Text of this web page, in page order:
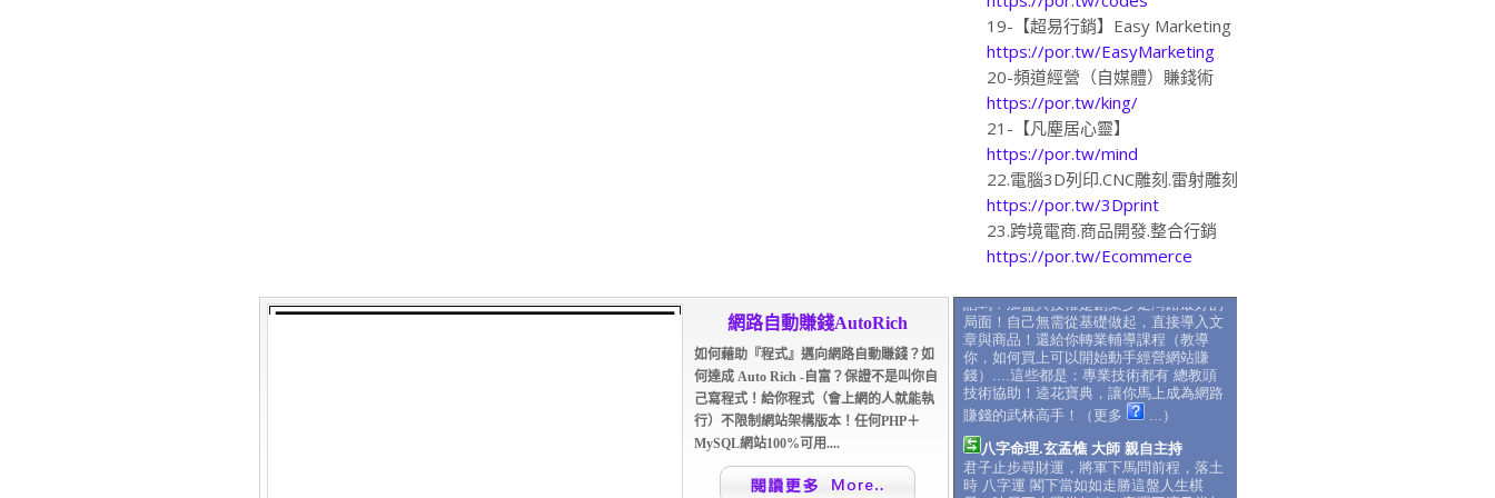
19-【超易行銷】Easy Marketing
https://por.tw/EasyMarketing
20-頻道經營（自媒體）賺錢術
https://por.tw/king/
21-【凡塵居心靈】
https://por.tw/mind
22.電腦3D列印.CNC雕刻.雷射雕刻
https://por.tw/3Dprint
23.跨境電商.商品開發.整合行銷
https://por.tw/Ecommerce